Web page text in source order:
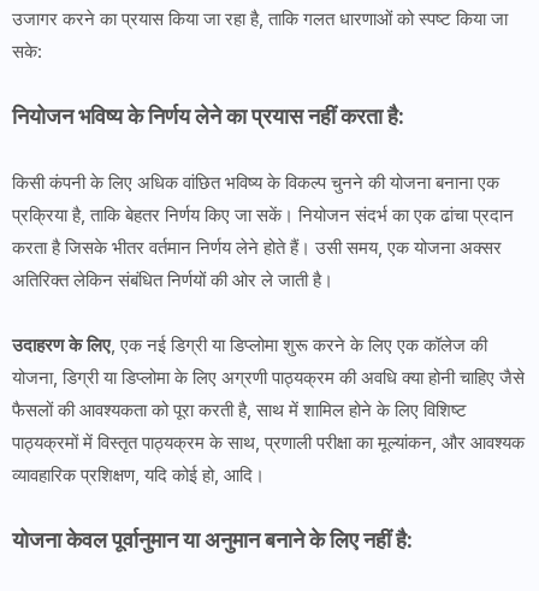
उजागर करने का प्रयास किया जा रहा है, ताकि गलत धारणाओं को स्पष्ट किया जा
सके:
नियोजन भविष्य के निर्णय लेने का प्रयास नहीं करता है:
किसी कंपनी के लिए अधिक वांछित भविष्य के विकल्प चुनने की योजना बनाना एक
प्रक्रिया है, ताकि बेहतर निर्णय किए जा सकें। नियोजन संदर्भ का एक ढांचा प्रदान
करता है जिसके भीतर वर्तमान निर्णय लेने होते हैं। उसी समय, एक योजना अक्सर
अतिरिक्त लेकिन संबंधित निर्णयों की ओर ले जाती है।
उदाहरण के लिए, एक नई डिग्री या डिप्लोमा शुरू करने के लिए एक कॉलेज की
योजना, डिग्री या डिप्लोमा के लिए अग्रणी पाठ्यक्रम की अवधि क्या होनी चाहिए जैसे
फैसलों की आवश्यकता को पूरा करती है, साथ में शामिल होने के लिए विशिष्ट
पाठ्यक्रमों में विस्तृत पाठ्यक्रम के साथ, प्रणाली परीक्षा का मूल्यांकन, और आवश्यक
व्यावहारिक प्रशिक्षण, यदि कोई हो, आदि।
योजना केवल पूर्वानुमान या अनुमान बनाने के लिए नहीं है: